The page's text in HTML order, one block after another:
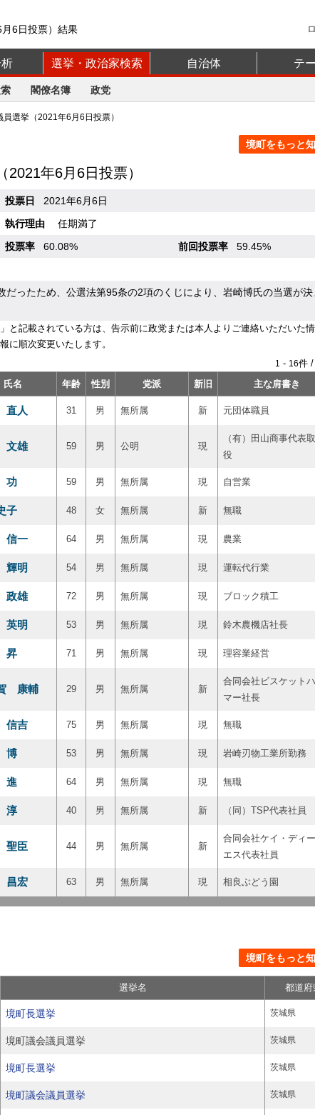
6日投票）結果
選挙・政治家検索 自治体 テ
閣僚名簿 政党
選挙（2021年6月6日投票）
境町をもっと知
（2021年6月6日投票）
投票日
2021年6月6日
執行理由
任期満了
投票率 60.08% 前回投票率
59.45%
だったため、公選法第95条の2項のくじにより、岩崎博氏の当選が決
と記載されている方は、告示前に政党または本人よりご連絡いただいた
に順次変更いたします。
1 - 16件
氏名 年齢 性別 党派 新旧 主な肩書き
人 31 男 無所属 新 元団体職員
文雄 59 男 公明 現
（有）田山商事代表
役
功 59 男 無所属 現 自営業
子 48 女 無所属 新 無職
信一 64 男 無所属 現 農業
明 54 男 無所属 現 運転代行業
政雄 72 男 無所属 現 ブロック積工
明 53 男 無所属 現 鈴木農機店社長
昇 71 男 無所属 現 理容業経営
康輔 29 男 無所属 新
合同会社ビスケット
マー社長
信吉 75 男 無所属 現 無職
博 53 男 無所属 現 岩崎刃物工業所勤務
進 64 男 無所属 現 無職
淳 40 男 無所属 新 （同）TSP代表社員
聖臣 44 男 無所属 新
合同会社ケイ・ディ
エス代表社員
昌宏 63 男 無所属 現 相良ぶどう園
境町をもっと知
選挙名 都道府
境町長選挙 茨城県
境町議会議員選挙 茨城県
境町長選挙 茨城県
境町議会議員選挙 茨城県